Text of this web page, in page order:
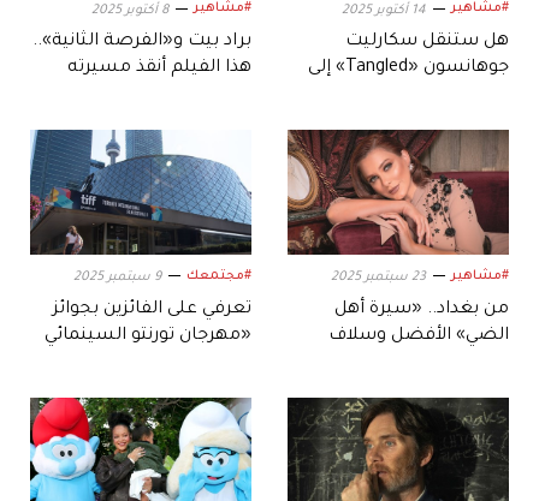
#مشاهير 14 أكتوبر 2025
هل ستنقل سكارليت
جوهانسون «Tangled» إلى
#مشاهير 8 أكتوبر 2025
براد بيت و«الفرصة الثانية»..
هذا الفيلم أنقذ مسيرته
#مشاهير 23 سبتمبر 2025
من بغداد.. «سيرة أهل
الضي» الأفضل وسلاف
#مجتمعك 9 سبتمبر 2025
تعرفي على الفائزين بجوائز
«مهرجان تورنتو السينمائي